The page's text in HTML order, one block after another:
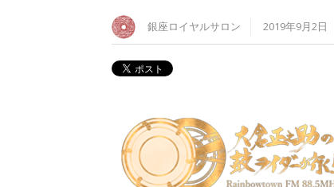
銀座ロイヤルサロン 2019年9月2日